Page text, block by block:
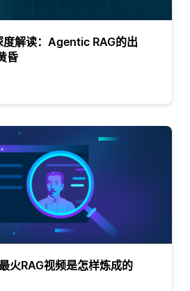
解读：Agentic RAG的出
昏
火RAG视频是怎样炼成的